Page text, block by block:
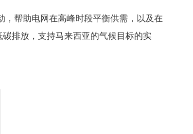
帮助电网在高峰时段平衡供需，以及在
排放，支持马来西亚的气候目标的实